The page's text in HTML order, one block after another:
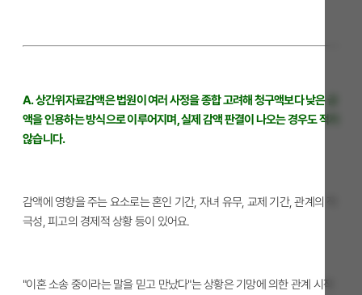
A. 상간위자료감액은 법원이 여러 사정을 종합 고려해 청구액보다 낮은 금
액을 인용하는 방식으로 이루어지며, 실제 감액 판결이 나오는 경우도 적지
않습니다.
감액에 영향을 주는 요소로는 혼인 기간, 자녀 유무, 교제 기간, 관계의 적
극성, 피고의 경제적 상황 등이 있어요.
"이혼 소송 중이라는 말을 믿고 만났다"는 상황은 기망에 의한 관계 시작